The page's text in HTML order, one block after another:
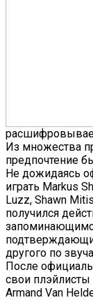
Из множества
предпочтение
Не дожидаясь
играть Markus
Luzz, Shawn
получился
другого по
После
свои
Armand Van